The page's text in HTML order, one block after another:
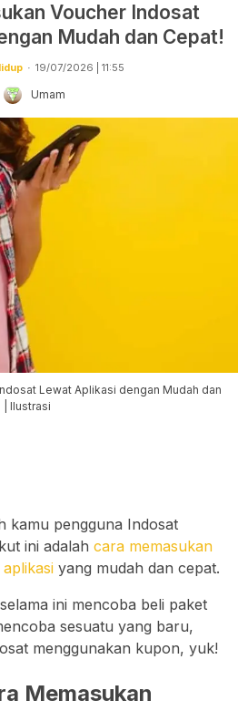
Voucher Indosat
Mudah dan Cepat!
19/07/2026 | 11:55
Umam
Lewat Aplikasi dengan Mudah dan
Ilustrasi
kamu pengguna Indosat
ini adalah cara memasukan
yang mudah dan cepat.
ini mencoba beli paket
sesuatu yang baru,
menggunakan kupon, yuk!
Memasukan